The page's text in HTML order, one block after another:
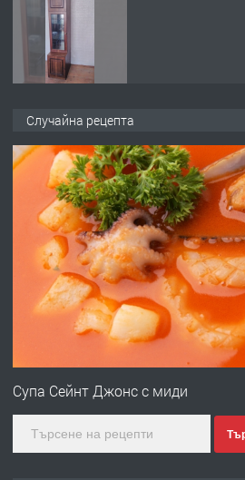
ПРЕДЛАГА
със
Случайна рецепта
Супа Сейнт Джонс с миди